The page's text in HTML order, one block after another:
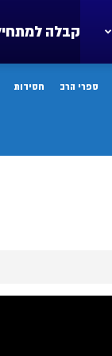
קבלה
ספרי הרב חסידות